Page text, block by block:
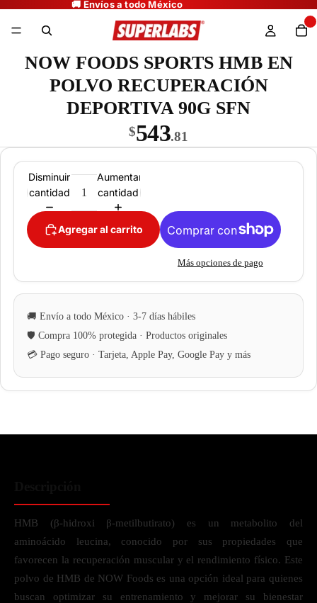
NOW FOODS SPORTS HMB EN
POLVO RECUPERACIÓN
DEPORTIVA 90G SFN
$543.81
Disminuir
cantidad
Aumentar
cantidad
Agregar al carrito
Más opciones de pago
HMB (β-hidroxi β-metilbutirato) es un metabolito del
aminoácido leucina, conocido por sus propiedades que
favorecen la recuperación muscular y el rendimiento físico. Este
polvo de HMB de NOW Foods es una opción ideal para quienes
buscan optimizar su entrenamiento y mejorar su bienestar